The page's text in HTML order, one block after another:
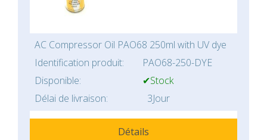
AC Compressor Oil PAO68 250ml with UV dye
Identification produit:
PAO68-250-DYE
Disponible:
✔Stock
Délai de livraison:
3Jour
Détails